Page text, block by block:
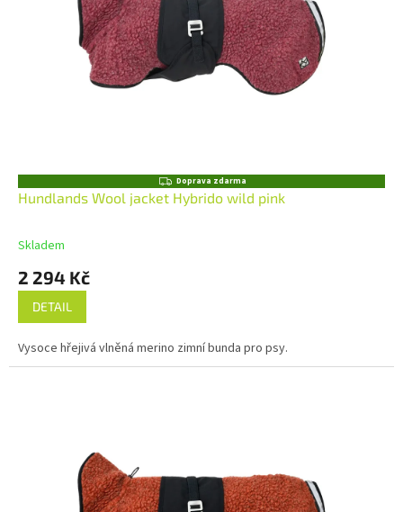
Z
D
A
Doprava zdarma
Hundlands Wool jacket Hybrido wild pink
Skladem
2 294 Kč
DETAIL
Vysoce hřejivá vlněná merino zimní bunda pro psy.